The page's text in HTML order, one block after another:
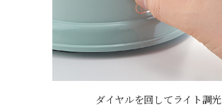
ダイヤルを回してライト調光